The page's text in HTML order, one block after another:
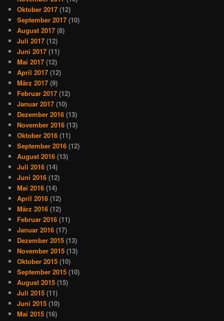
Oktober 2017 (12)
September 2017 (10)
August 2017 (8)
Juli 2017 (12)
Juni 2017 (11)
Mai 2017 (12)
April 2017 (12)
März 2017 (9)
Februar 2017 (12)
Januar 2017 (10)
Dezember 2016 (13)
November 2016 (13)
Oktober 2016 (11)
September 2016 (12)
August 2016 (13)
Juli 2016 (14)
Juni 2016 (12)
Mai 2016 (14)
April 2016 (12)
März 2016 (12)
Februar 2016 (11)
Januar 2016 (17)
Dezember 2015 (13)
November 2015 (13)
Oktober 2015 (10)
September 2015 (10)
August 2015 (15)
Juli 2015 (11)
Juni 2015 (10)
Mai 2015 (16)